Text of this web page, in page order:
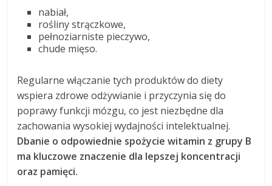
nabiał,
rośliny strączkowe,
pełnoziarniste pieczywo,
chude mięso.
Regularne włączanie tych produktów do diety
wspiera zdrowe odżywianie i przyczynia się do
poprawy funkcji mózgu, co jest niezbędne dla
zachowania wysokiej wydajności intelektualnej.
Dbanie o odpowiednie spożycie witamin z grupy B
ma kluczowe znaczenie dla lepszej koncentracji
oraz pamięci.